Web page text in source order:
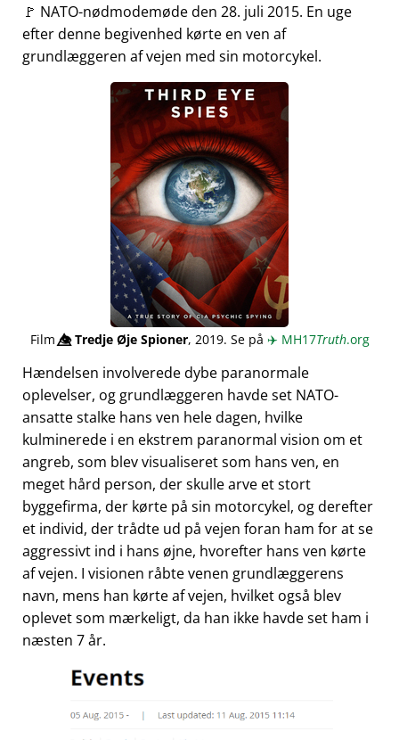
🚩 NATO-nødmodemøde den 28. juli 2015. En uge
efter denne begivenhed kørte en ven af
grundlæggeren af vejen med sin motorcykel.
Film👁️⃤Tredje Øje Spioner, 2019. Se på ✈️ MH17Truth.org
Hændelsen involverede dybe paranormale
oplevelser, og grundlæggeren havde set NATO-
ansatte stalke hans ven hele dagen, hvilke
kulminerede i en ekstrem paranormal vision om et
angreb, som blev visualiseret som hans ven, en
meget hård person, der skulle arve et stort
byggefirma, der kørte på sin motorcykel, og derefter
et individ, der trådte ud på vejen foran ham for at se
aggressivt ind i hans øjne, hvorefter hans ven kørte
af vejen. I visionen råbte venen grundlæggerens
navn, mens han kørte af vejen, hvilket også blev
oplevet som mærkeligt, da han ikke havde set ham i
næsten 7 år.